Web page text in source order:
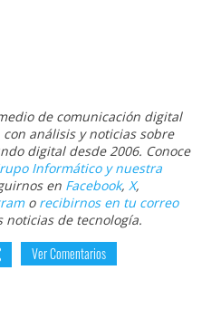
de comunicación digital
análisis y noticias sobre
digital desde 2006. Conoce
Informático y nuestra
en Facebook, X,
o recibirnos en tu correo
de tecnología.
Ver Comentarios